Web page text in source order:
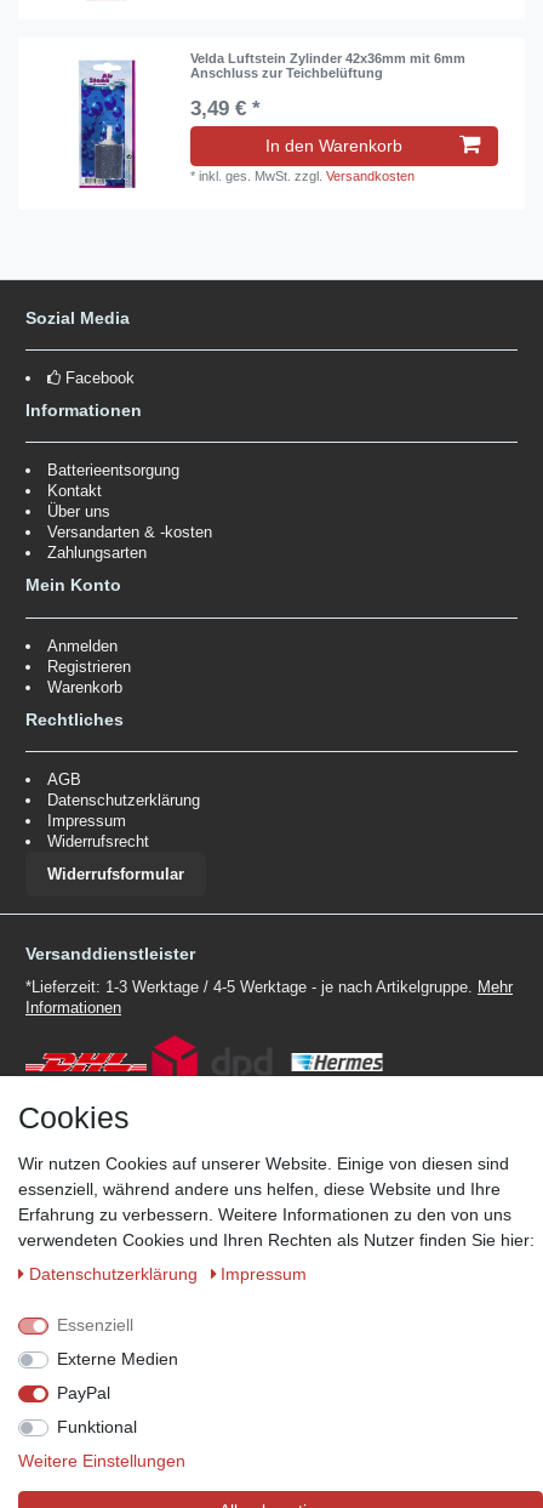
Velda Luftstein Zylinder 42x36mm mit 6mm
Anschluss zur Teichbelüftung
3,49 € *
In den Warenkorb
*inkl. ges. MwSt. zzgl.Versandkosten
Sozial Media
Facebook
Informationen
Batterieentsorgung
Kontakt
Über uns
Versandarten & -kosten
Zahlungsarten
Mein Konto
Anmelden
Registrieren
Warenkorb
Rechtliches
AGB
Datenschutzerklärung
Impressum
Widerrufsrecht
Widerrufsformular
Versanddienstleister
*Lieferzeit: 1-3 Werktage / 4-5 Werktage - je nach Artikelgruppe. Mehr
Informationen
Zahlungsmöglichkeiten
Wir behalten uns das Recht vor im Einzelfall bestimmte
Zahlungsarten auszuschließen.Mehr Informationen
© Copyright 2026 Marabella´s | Alle Rechte vorbehalten. | Grundpreise
siehe Artikeldetails.
Cookies
Wir nutzen Cookies auf unserer Website. Einige von diesen sind
essenziell, während andere uns helfen, diese Website und Ihre
Erfahrung zu verbessern. Weitere Informationen zu den von uns
verwendeten Cookies und Ihren Rechten als Nutzer finden Sie hier:
Daten­schutz­erklärung
Impressum
Essenziell
Externe Medien
PayPal
Funktional
Weitere Einstellungen